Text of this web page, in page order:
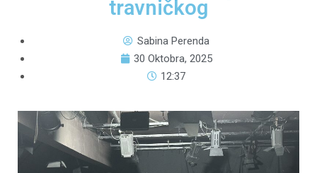
travničkog
Sabina Perenda
30 Oktobra, 2025
12:37